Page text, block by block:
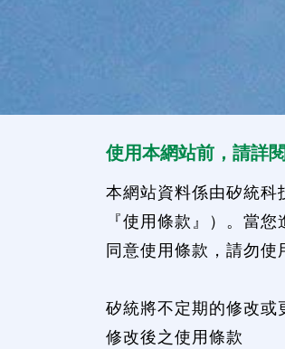
使用本網站前，請詳
本網站資料係由矽統
『使用條款』）。當
同意使用條款，請勿使
矽統將不定期的修改或
修改後之使用條款